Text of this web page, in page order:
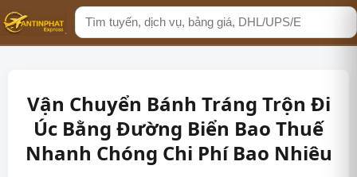
Tìm
kiếm
Vận Chuyển Bánh Tráng Trộn Đi
Úc Bằng Đường Biển Bao Thuế
Nhanh Chóng Chi Phí Bao Nhiêu